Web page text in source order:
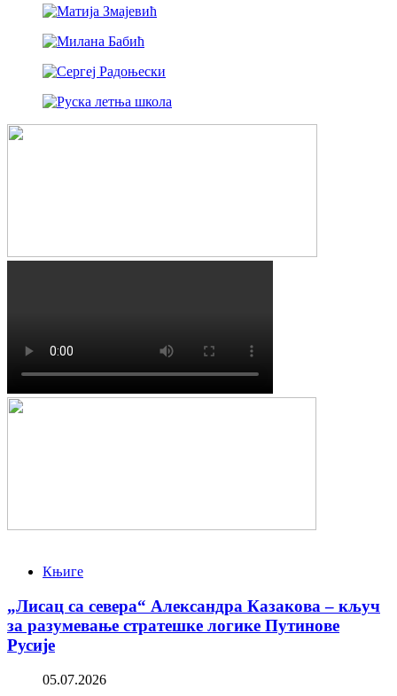
Књиге
„Лисац са севера“ Александра Казакова – кључ
за разумевање стратешке логике Путинове
Русије
05.07.2026